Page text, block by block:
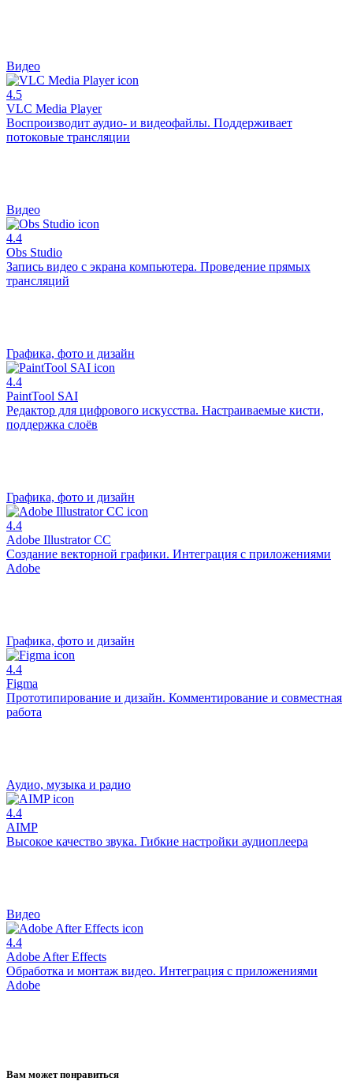
Видео
4.5
VLC Media Player
Воспроизводит аудио- и видеофайлы. Поддерживает
потоковые трансляции
Видео
4.4
Obs Studio
Запись видео с экрана компьютера. Проведение прямых
трансляций
Графика, фото и дизайн
4.4
PaintTool SAI
Редактор для цифрового искусства. Настраиваемые кисти,
поддержка слоёв
Графика, фото и дизайн
4.4
Adobe Illustrator CC
Создание векторной графики. Интеграция с приложениями
Adobe
Графика, фото и дизайн
4.4
Figma
Прототипирование и дизайн. Комментирование и совместная
работа
Аудио, музыка и радио
4.4
AIMP
Высокое качество звука. Гибкие настройки аудиоплеера
Видео
4.4
Adobe After Effects
Обработка и монтаж видео. Интеграция с приложениями
Adobe
Вам может понравиться